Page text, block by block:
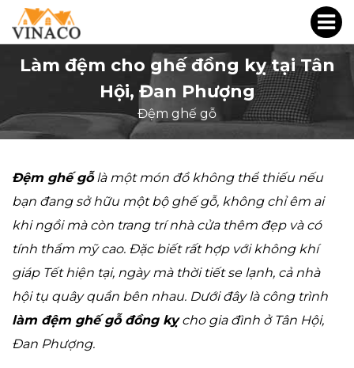
Làm đệm cho ghế đồng kỵ tại Tân
Hội, Đan Phượng
Đệm ghế gỗ
Đệm ghế gỗlà một món đồ không thể thiếu nếu
bạn đang sở hữu một bộ ghế gỗ, không chỉ êm ai
khi ngồi mà còn trang trí nhà cửa thêm đẹp và có
tính thẩm mỹ cao. Đặc biết rất hợp với không khí
giáp Tết hiện tại, ngày mà thời tiết se lạnh, cả nhà
hội tụ quây quần bên nhau. Dưới đây là công trình
làm đệm ghế gỗ đồng kỵcho gia đình ở Tân Hội,
Đan Phượng.